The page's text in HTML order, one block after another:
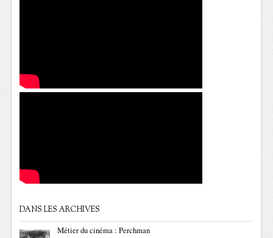
DANS LES ARCHIVES
Métier du cinéma : Perchman